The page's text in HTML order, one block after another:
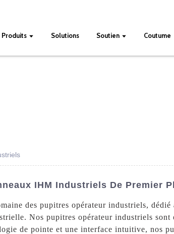
Produits Solutions Soutien Coutume
IHM Industriels De Premier
des pupitres opérateur industriels,
Nos pupitres opérateur industriels sont
de pointe et une interface intuitive, nos